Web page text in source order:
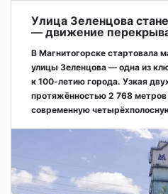
Улица Зеленцова
— движение
В Магнитогорске стартовала
улицы Зеленцова — одна из
к 100-летию города. Узкая
протяжённостью 2 768 метров
современную